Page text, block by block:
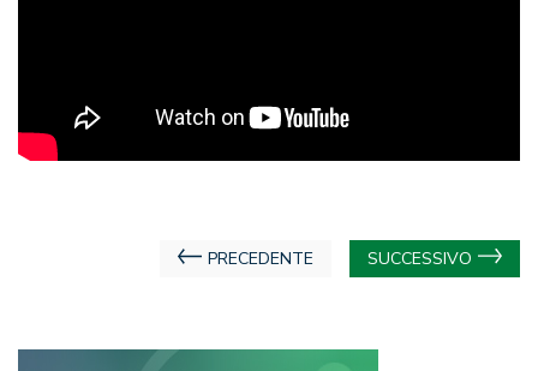
Navigazione
PRECEDENTE SUCCESSIVO